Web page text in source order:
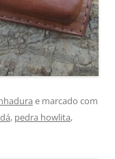
e marcado com
, pedra howlita,